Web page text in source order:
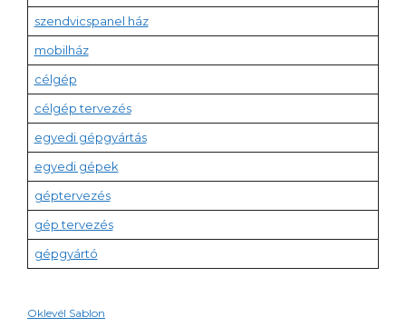
szendvicspanel ház
mobilház
célgép
célgép tervezés
egyedi gépgyártás
egyedi gépek
géptervezés
gép tervezés
gépgyártó
Oklevél Sablon